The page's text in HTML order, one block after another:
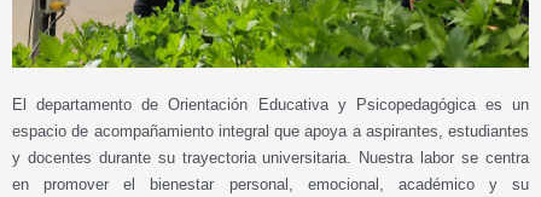
El departamento de Orientación Educativa y Psicopedagógica es un
espacio de acompañamiento integral que apoya a aspirantes, estudiantes
y docentes durante su trayectoria universitaria. Nuestra labor se centra
en promover el bienestar personal, emocional, académico y su